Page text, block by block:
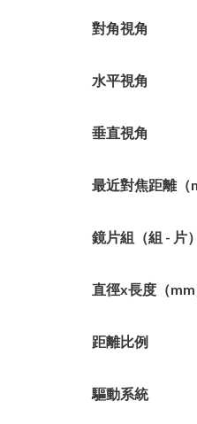
對角視角
水平視角
垂直視角
最近對焦距離（
鏡片組（組 - 片）
直徑x長度（mm
距離比例
驅動系統